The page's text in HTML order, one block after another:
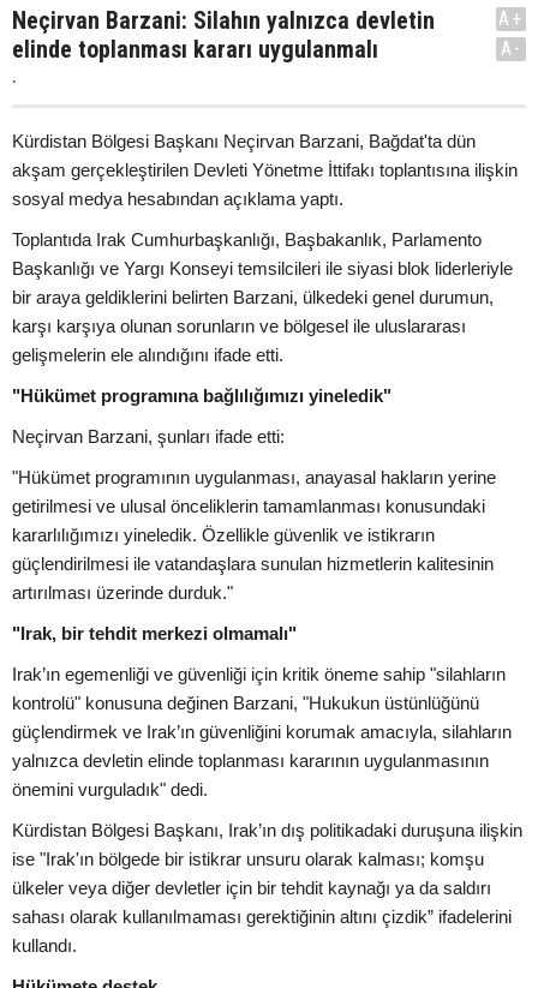
Neçirvan Barzani: Silahın yalnızca devletin
elinde toplanması kararı uygulanmalı
.
A+
A-
Kürdistan Bölgesi Başkanı Neçirvan Barzani, Bağdat'ta dün
akşam gerçekleştirilen Devleti Yönetme İttifakı toplantısına ilişkin
sosyal medya hesabından açıklama yaptı.
Toplantıda Irak Cumhurbaşkanlığı, Başbakanlık, Parlamento
Başkanlığı ve Yargı Konseyi temsilcileri ile siyasi blok liderleriyle
bir araya geldiklerini belirten Barzani, ülkedeki genel durumun,
karşı karşıya olunan sorunların ve bölgesel ile uluslararası
gelişmelerin ele alındığını ifade etti.
"Hükümet programına bağlılığımızı yineledik"
Neçirvan Barzani, şunları ifade etti:
"Hükümet programının uygulanması, anayasal hakların yerine
getirilmesi ve ulusal önceliklerin tamamlanması konusundaki
kararlılığımızı yineledik. Özellikle güvenlik ve istikrarın
güçlendirilmesi ile vatandaşlara sunulan hizmetlerin kalitesinin
artırılması üzerinde durduk."
"Irak, bir tehdit merkezi olmamalı"
Irak’ın egemenliği ve güvenliği için kritik öneme sahip "silahların
kontrolü" konusuna değinen Barzani, "Hukukun üstünlüğünü
güçlendirmek ve Irak’ın güvenliğini korumak amacıyla, silahların
yalnızca devletin elinde toplanması kararının uygulanmasının
önemini vurguladık" dedi.
Kürdistan Bölgesi Başkanı, Irak’ın dış politikadaki duruşuna ilişkin
ise "Irak'ın bölgede bir istikrar unsuru olarak kalması; komşu
ülkeler veya diğer devletler için bir tehdit kaynağı ya da saldırı
sahası olarak kullanılmaması gerektiğinin altını çizdik” ifadelerini
kullandı.